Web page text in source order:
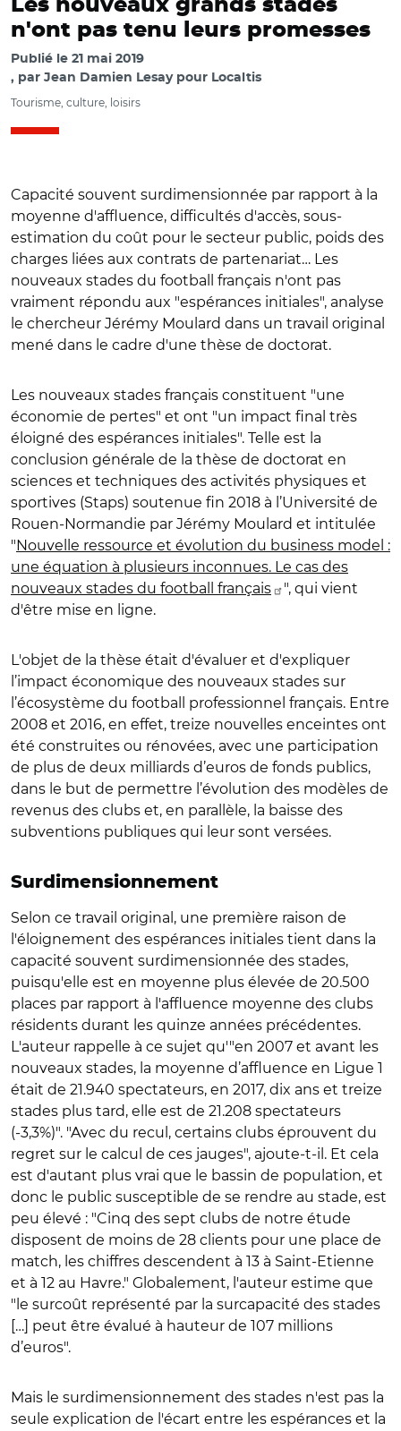
Les nouveaux grands stades
n'ont pas tenu leurs promesses
Publié le 21 mai 2019
par Jean Damien Lesay pour Localtis
Tourisme, culture, loisirs
Capacité souvent surdimensionnée par rapport à la
moyenne d'affluence, difficultés d'accès, sous-
estimation du coût pour le secteur public, poids des
charges liées aux contrats de partenariat… Les
nouveaux stades du football français n'ont pas
vraiment répondu aux "espérances initiales", analyse
le chercheur Jérémy Moulard dans un travail original
mené dans le cadre d'une thèse de doctorat.
Les nouveaux stades français constituent "une
économie de pertes" et ont "un impact final très
éloigné des espérances initiales". Telle est la
conclusion générale de la thèse de doctorat en
sciences et techniques des activités physiques et
sportives (Staps) soutenue fin 2018 à l’Université de
Rouen-Normandie par Jérémy Moulard et intitulée
"Nouvelle ressource et évolution du business model :
une équation à plusieurs inconnues. Le cas des
nouveaux stades du football français
", qui vient
d'être mise en ligne.
L'objet de la thèse était d'évaluer et d'expliquer
l’impact économique des nouveaux stades sur
l’écosystème du football professionnel français. Entre
2008 et 2016, en effet, treize nouvelles enceintes ont
été construites ou rénovées, avec une participation
de plus de deux milliards d’euros de fonds publics,
dans le but de permettre l’évolution des modèles de
revenus des clubs et, en parallèle, la baisse des
subventions publiques qui leur sont versées.
Surdimensionnement
Selon ce travail original, une première raison de
l'éloignement des espérances initiales tient dans la
capacité souvent surdimensionnée des stades,
puisqu'elle est en moyenne plus élevée de 20.500
places par rapport à l'affluence moyenne des clubs
résidents durant les quinze années précédentes.
L'auteur rappelle à ce sujet qu'"en 2007 et avant les
nouveaux stades, la moyenne d’affluence en Ligue 1
était de 21.940 spectateurs, en 2017, dix ans et treize
stades plus tard, elle est de 21.208 spectateurs
(-3,3%)". "Avec du recul, certains clubs éprouvent du
regret sur le calcul de ces jauges", ajoute-t-il. Et cela
est d'autant plus vrai que le bassin de population, et
donc le public susceptible de se rendre au stade, est
peu élevé : "Cinq des sept clubs de notre étude
disposent de moins de 28 clients pour une place de
match, les chiffres descendent à 13 à Saint-Etienne
et à 12 au Havre." Globalement, l'auteur estime que
"le surcoût représenté par la surcapacité des stades
[…] peut être évalué à hauteur de 107 millions
d’euros".
Mais le surdimensionnement des stades n'est pas la
seule explication de l'écart entre les espérances et la